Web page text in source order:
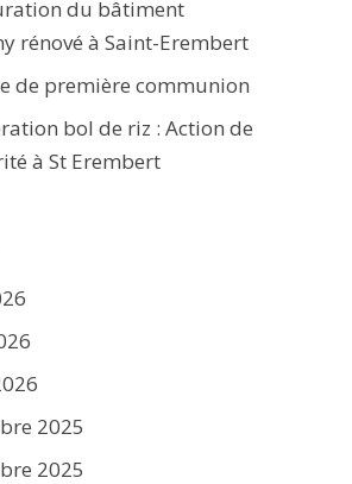
du bâtiment
rénové à Saint-Erembert
de première communion
bol de riz : Action de
à St Erembert
2025
2025